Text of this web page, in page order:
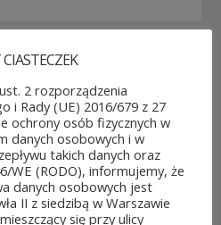
W BUDŻECIE
2 rozporządzenia
i Rady (UE) 2016/679 z 27
ochrony osób fizycznych w
danych osobowych i w
takich danych oraz
WE (RODO), informujemy, że
danych osobowych jest
II z siedzibą w Warszawie
się przy ulicy